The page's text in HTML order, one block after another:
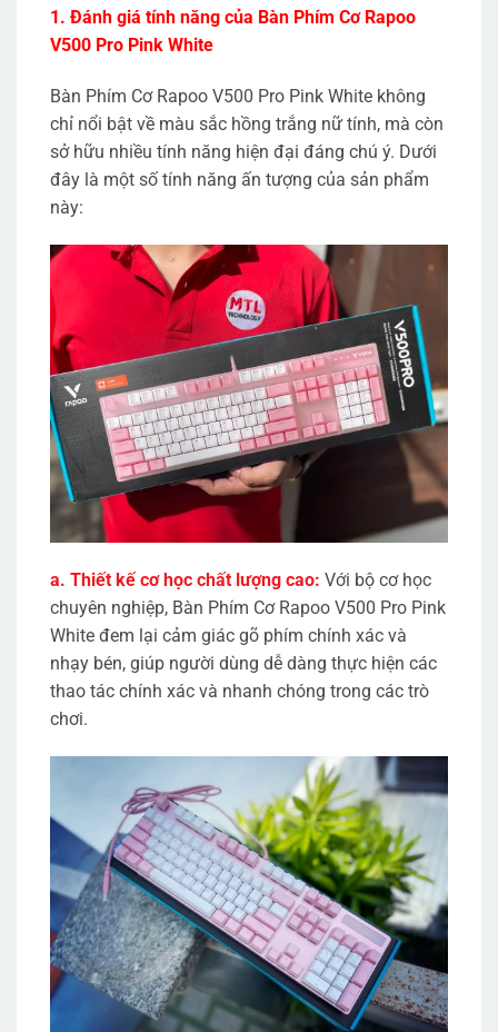
1. Đánh giá tính năng của Bàn Phím Cơ Rapoo
V500 Pro Pink White
Bàn Phím Cơ Rapoo V500 Pro Pink White không
chỉ nổi bật về màu sắc hồng trắng nữ tính, mà còn
sở hữu nhiều tính năng hiện đại đáng chú ý. Dưới
đây là một số tính năng ấn tượng của sản phẩm
này:
a. Thiết kế cơ học chất lượng cao: Với bộ cơ học
chuyên nghiệp, Bàn Phím Cơ Rapoo V500 Pro Pink
White đem lại cảm giác gõ phím chính xác và
nhạy bén, giúp người dùng dễ dàng thực hiện các
thao tác chính xác và nhanh chóng trong các trò
chơi.